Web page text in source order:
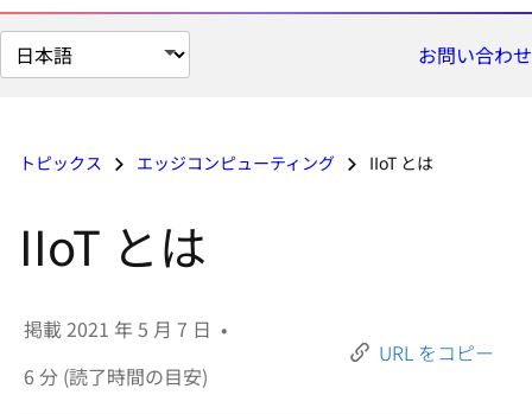
ペ
ー
お問い合わせ
トピックス エッジコンピューティング IIoT とは
IIoT とは
掲載2021 年 5 月 7 日 •
6 分 (読了時間の目安)
URL をコピー